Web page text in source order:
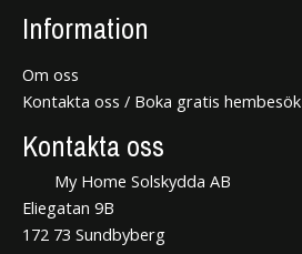
Information
Om oss
Kontakta oss / Boka gratis hembesök
Kontakta oss
My Home Solskydda AB
Eliegatan 9B
172 73 Sundbyberg